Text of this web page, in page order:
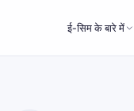
ई-सिम के बारे में